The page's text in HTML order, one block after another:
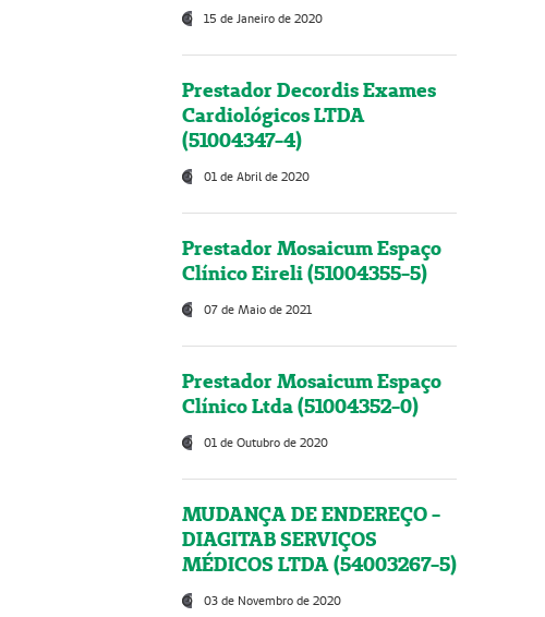
15 de Janeiro de 2020
Prestador Decordis Exames
Cardiológicos LTDA
(51004347-4)
01 de Abril de 2020
Prestador Mosaicum Espaço
Clínico Eireli (51004355-5)
07 de Maio de 2021
Prestador Mosaicum Espaço
Clínico Ltda (51004352-0)
01 de Outubro de 2020
MUDANÇA DE ENDEREÇO -
DIAGITAB SERVIÇOS
MÉDICOS LTDA (54003267-5)
03 de Novembro de 2020